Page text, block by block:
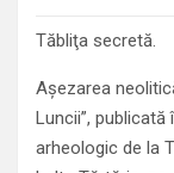
Tăbliţa secretă.
Aşezarea
Luncii”, publicată
arheologic de la